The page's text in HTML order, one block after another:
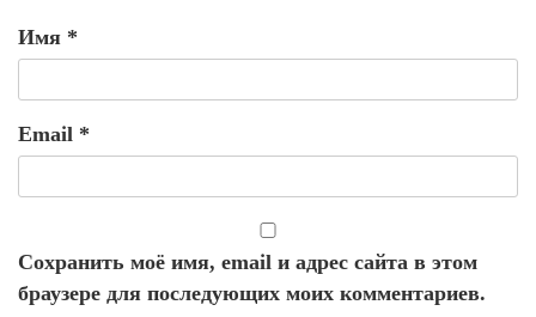
Имя *
Email *
Сохранить моё имя, email и адрес сайта в этом
браузере для последующих моих комментариев.